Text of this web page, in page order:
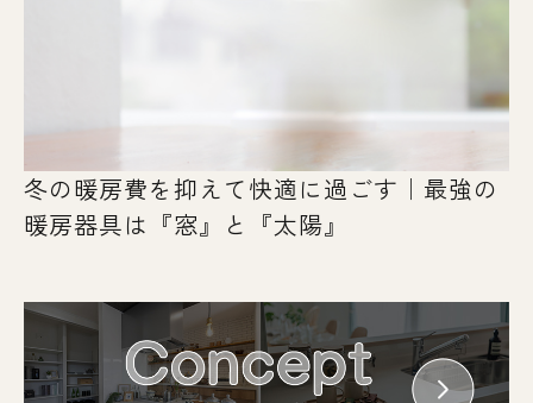
冬の暖房費を抑えて快適に過ごす｜最強の
暖房器具は『窓』と『太陽』